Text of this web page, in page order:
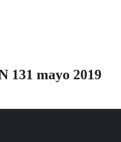
131 mayo 2019